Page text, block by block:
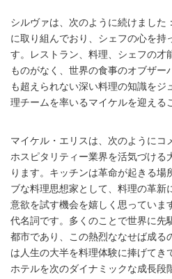
シルヴァは、次のように続けました
に取り組んでおり、シェフの心を持
す。レストラン、料理、シェフの才
ものがなく、世界の食事のオブザー
も超えられない深い料理の知識をジ
理チームを率いるマイケルを迎える
マイケル・エリスは、次のようにコ
ホスピタリティー業界を活気づける
ります。キッチンは革命が起きる場
ブな料理思想家として、料理の革新
意欲を試す機会を嬉しく思っていま
代名詞です。多くのことで世界に先
都市であり、この熱烈ななせば成る
は人生の大半を料理体験に捧げてき
ホテルを次のダイナミックな成長段